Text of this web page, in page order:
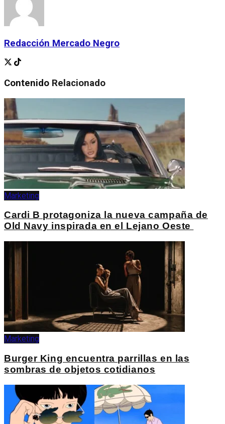
Redacción Mercado Negro
Contenido Relacionado
Marketing
Cardi B protagoniza la nueva campaña de
Old Navy inspirada en el Lejano Oeste
Marketing
Burger King encuentra parrillas en las
sombras de objetos cotidianos